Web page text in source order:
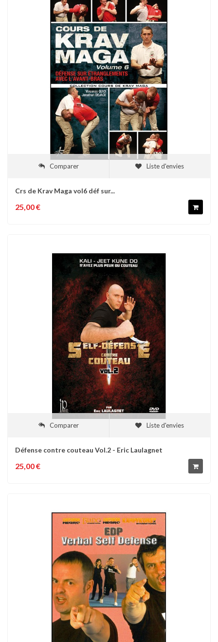
Comparer Liste d'envies
Crs de Krav Maga vol6 déf sur...
25,00 €
Comparer Liste d'envies
Défense contre couteau Vol.2 - Eric Laulagnet
25,00 €